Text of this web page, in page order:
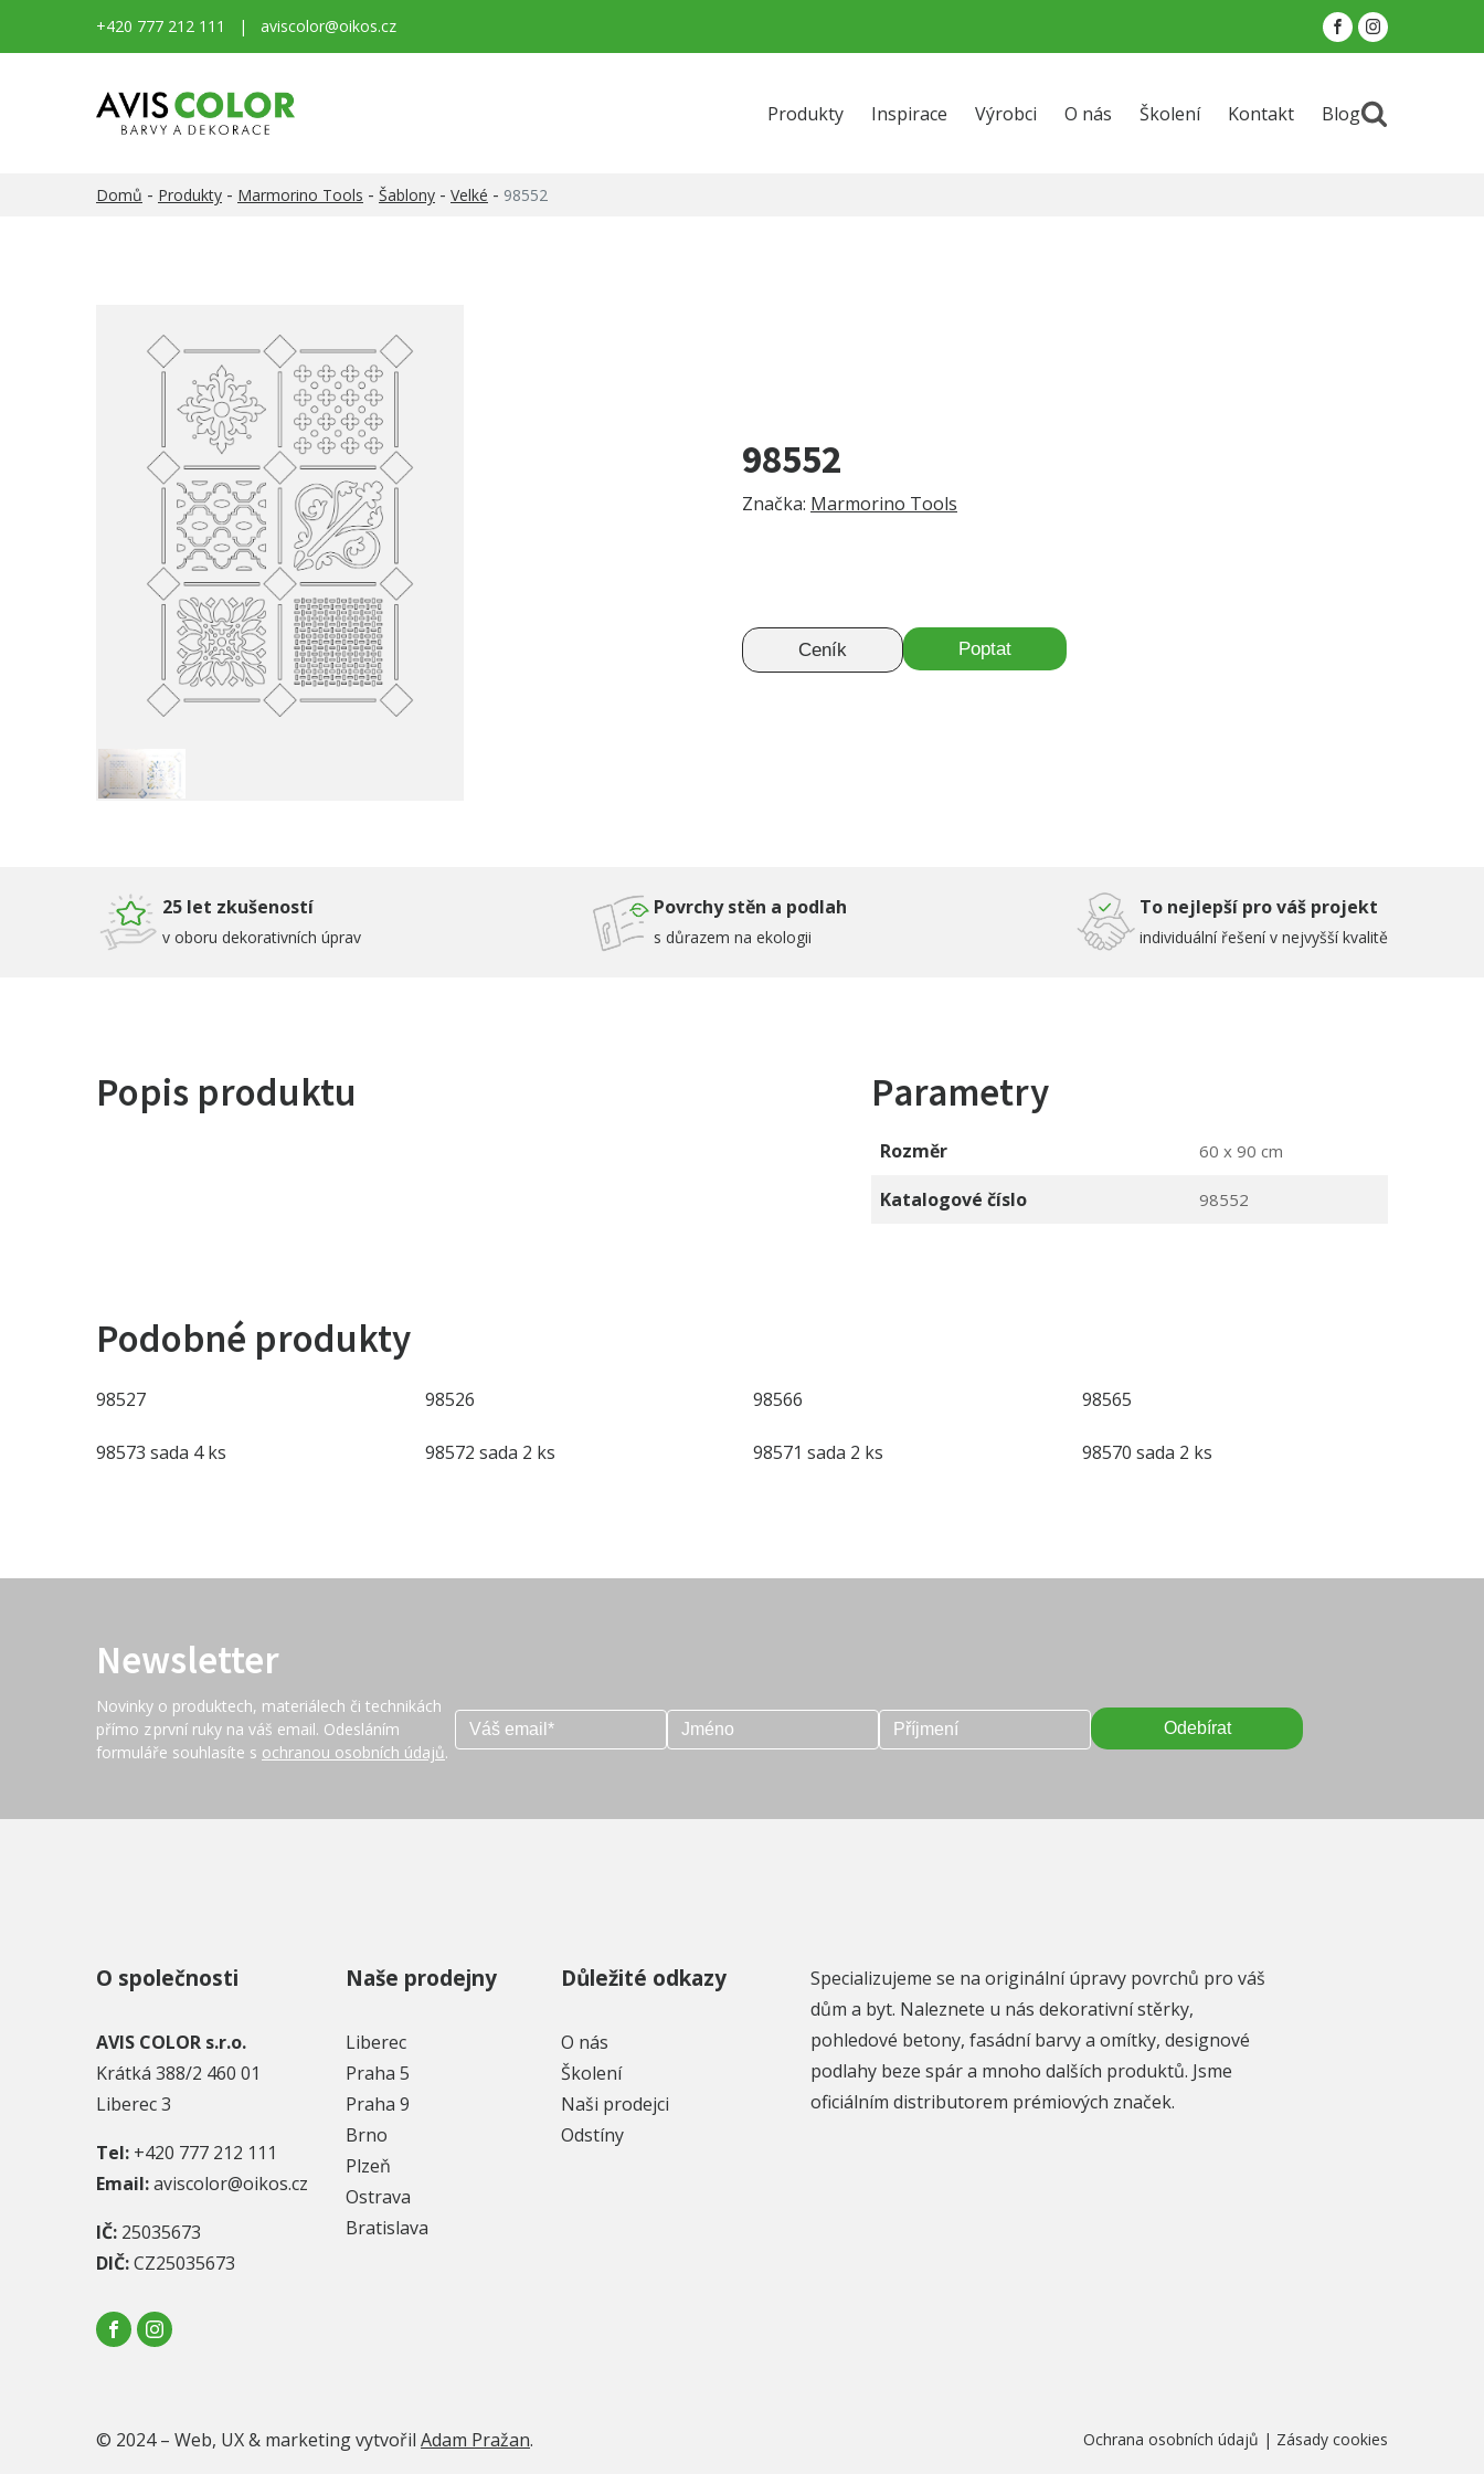
+420 777 212 111 | aviscolor@oikos.cz
Produkty Inspirace Výrobci O nás Školení Kontakt Blog
Domů - Produkty - Marmorino Tools - Šablony - Velké - 98552
98552
Značka: Marmorino Tools
Ceník Poptat
25 let zkušeností
v oboru dekorativních úprav
Povrchy stěn a podlah
s důrazem na ekologii
To nejlepší pro váš projekt
individuální řešení v nejvyšší kvalitě
Popis produktu Parametry
Rozměr 60 x 90 cm
Katalogové číslo 98552
Podobné produkty
98527 98526 98566 98565
98573 sada 4 ks 98572 sada 2 ks 98571 sada 2 ks 98570 sada 2 ks
Newsletter
Novinky o produktech, materiálech či technikách
přímo z první ruky na váš email. Odesláním
formuláře souhlasíte s ochranou osobních údajů.
O společnosti
AVIS COLOR s.r.o.
Krátká 388/2 460 01
Liberec 3
Tel: +420 777 212 111
Email:aviscolor@oikos.cz
IČ: 25035673
DIČ:CZ25035673
Naše prodejny
Liberec
Praha 5
Praha 9
Brno
Plzeň
Ostrava
Bratislava
Důležité odkazy
O nás
Školení
Naši prodejci
Odstíny
Specializujeme se na originální úpravy povrchů pro váš
dům a byt. Naleznete u nás dekorativní stěrky,
pohledové betony, fasádní barvy a omítky, designové
podlahy beze spár a mnoho dalších produktů. Jsme
oficiálním distributorem prémiových značek.
© 2024 – Web, UX & marketing vytvořil Adam Pražan. Ochrana osobních údajů | Zásady cookies